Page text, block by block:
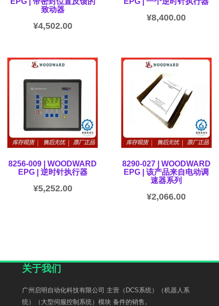
致动器
¥4,502.00
¥8,400.00
8256-009 | WOODWARD
EPG | 逆时针执行器
¥5,252.00
8290-027 | WOODWARD
EPG | 该产品来自电动调
速器系列
¥2,066.00
关于我们
广州启明自动化科技有限公司 主营（DCS系统）（机器人系
统）（大型伺服控制系统）模块 备件的销售。